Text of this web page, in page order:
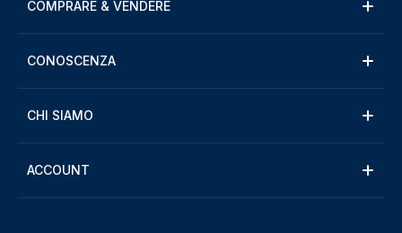
COMPRARE & VENDERE
CONOSCENZA
CHI SIAMO
ACCOUNT